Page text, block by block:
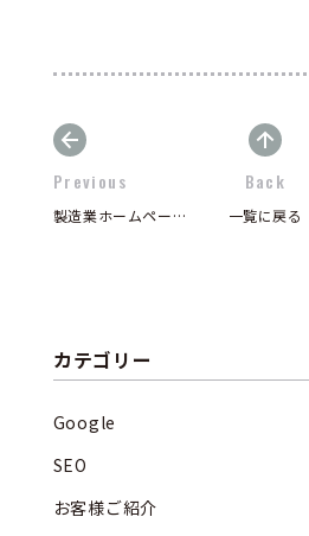
Previous
製造業ホームページにリスティング広告は必要？成功する広告運用を解説
Back
一覧に戻る
カテゴリー
Google
SEO
お客様ご紹介